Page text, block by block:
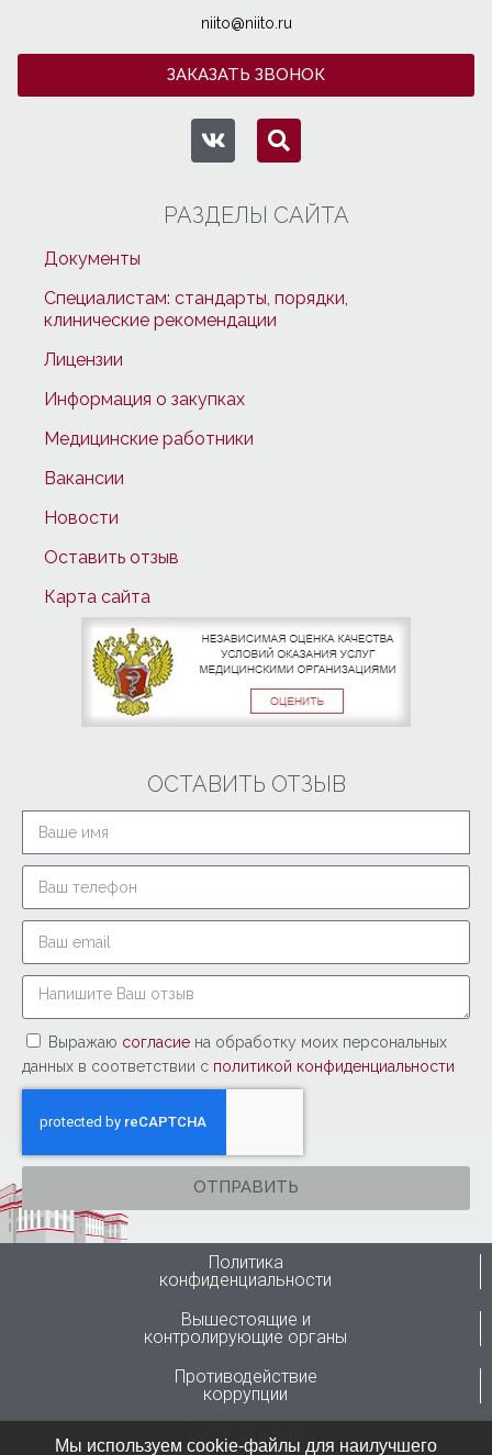
niito@niito.ru
ЗАКАЗАТЬ ЗВОНОК
РАЗДЕЛЫ САЙТА
Документы
Специалистам: стандарты, порядки,
клинические рекомендации
Лицензии
Информация о закупках
Медицинские работники
Вакансии
Новости
Оставить отзыв
Карта сайта
ОСТАВИТЬ ОТЗЫВ
Выражаю согласие на обработку моих персональных
данных в соответствии с политикой конфиденциальности
ОТПРАВИТЬ
Политика
конфиденциальности
Вышестоящие и
контролирующие органы
Противодействие
коррупции
Горячая линия
Мы используем cookie-файлы для наилучшего